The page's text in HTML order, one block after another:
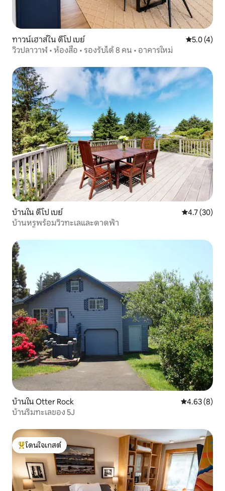
ทาวน์เฮาส์ใน ดีโป เบย์ คะแนนเฉลี่
5.0 (4)
วิวปลาวาฬ • ห้องสื่อ • รองรับได้ 8 คน • อาคารใหม่
บ้านใน ดีโป เบย์ คะแนนเฉลี่ย
4.7 (30)
บ้านหรูพร้อมวิวทะเลและดาดฟ้า
บ้านใน Otter Rock คะแนนเฉลี่ย
4.63 (8)
บ้านริมทะเลของ 5J
โดนใจเกสต์ที่สุด
โดนใจเกสต์